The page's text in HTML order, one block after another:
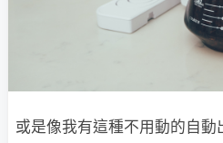
或是像我有這種不用動的自